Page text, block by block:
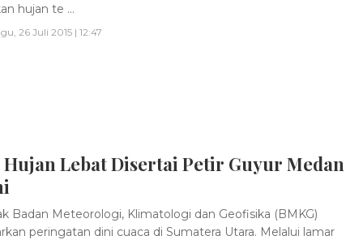
hujan te ...
26 Juli 2015 | 12:47
Hujan Lebat Disertai Petir Guyur Medan
Badan Meteorologi, Klimatologi dan Geofisika (BMKG)
peringatan dini cuaca di Sumatera Utara. Melalui lamar